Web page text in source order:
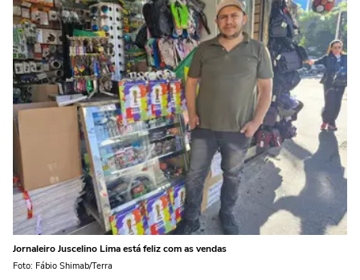
Jornaleiro Juscelino Lima está feliz com as vendas
Foto: Fábio Shimab/Terra